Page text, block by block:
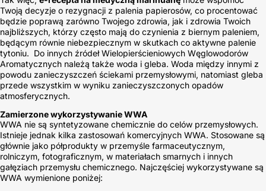
Twoją decyzje o rezygnacji z palenia papierosów, co procentować
będzie poprawą zarówno Twojego zdrowia, jak i zdrowia Twoich
najbliższych, którzy często mają do czynienia z biernym paleniem,
będącym równie niebezpiecznym w skutkach co aktywne palenie
tytoniu. Do innych źródeł Wielopierścieniowych Węglowodorów
Aromatycznych należą także woda i gleba. Woda między innymi z
powodu zanieczyszczeń ściekami przemysłowymi, natomiast gleba
przede wszystkim w wyniku zanieczyszczonych opadów
atmosferycznych.
Zamierzone wykorzystywanie WWA
WWA nie są syntetyzowane chemicznie do celów przemysłowych.
Istnieje jednak kilka zastosowań komercyjnych WWA. Stosowane są
głównie jako półprodukty w przemyśle farmaceutycznym,
rolniczym, fotograficznym, w materiałach smarnych i innych
gałęziach przemysłu chemicznego. Najczęściej wykorzystywane są
WWA wymienione poniżej: